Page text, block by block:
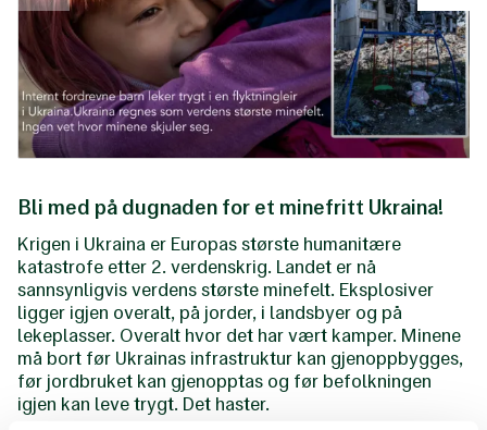
Bli med på dugnaden for et minefritt Ukraina!
Krigen i Ukraina er Europas største humanitære
katastrofe etter 2. verdenskrig. Landet er nå
sannsynligvis verdens største minefelt. Eksplosiver
ligger igjen overalt, på jorder, i landsbyer og på
lekeplasser. Overalt hvor det har vært kamper. Minene
må bort før Ukrainas infrastruktur kan gjenoppbygges,
før jordbruket kan gjenopptas og før befolkningen
igjen kan leve trygt. Det haster.